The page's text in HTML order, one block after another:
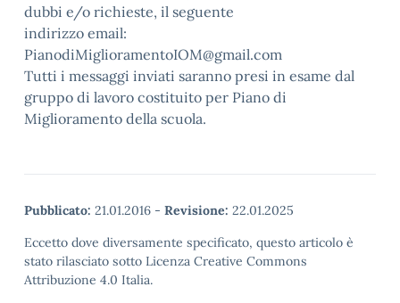
dubbi e/o richieste, il seguente
indirizzo email:
PianodiMiglioramentoIOM@gmail.com
Tutti i messaggi inviati saranno presi in esame dal
gruppo di lavoro costituito per Piano di
Miglioramento della scuola.
Pubblicato: 21.01.2016 - Revisione: 22.01.2025
Eccetto dove diversamente specificato, questo articolo è
stato rilasciato sotto Licenza Creative Commons
Attribuzione 4.0 Italia.